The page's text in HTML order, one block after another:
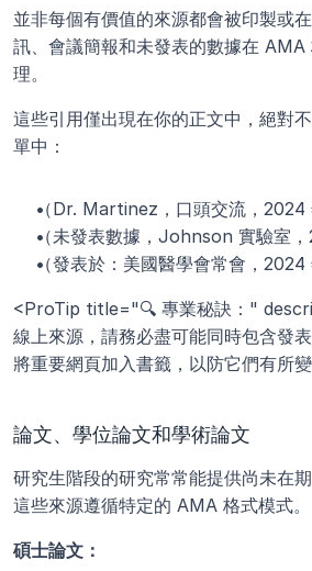
並非每個有價值的來源都會被印製或
訊、會議簡報和未發表的數據在 AMA
理。
這些引用僅出現在你的正文中，絕對
單中：
（Dr. Martinez，口頭交流，2024
（未發表數據，Johnson 實驗室，
（發表於：美國醫學會常會，2024
<ProTip title="🔍 專業秘訣："
線上來源，請務必盡可能同時包含發
將重要網頁加入書籤，以防它們有所
論文、學位論文和學術論文
研究生階段的研究常常能提供尚未在期
這些來源遵循特定的 AMA 格式模式。
碩士論文：